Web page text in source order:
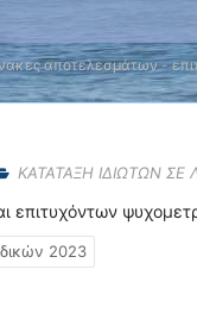
αποτελεσμάτων -
ΚΑΤΑΤΑΞΗ ΙΔΙΩΤΩΝ
επιτυχόντων
2023